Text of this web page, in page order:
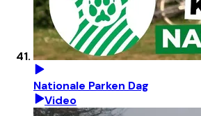
Nationale Parken Dag
Video